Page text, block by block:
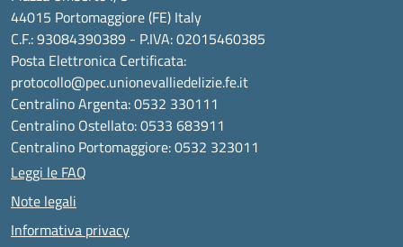
44015 Portomaggiore (FE) Italy
C.F.: 93084390389 - P.IVA: 02015460385
Posta Elettronica Certificata:
protocollo@pec.unionevalliedelizie.fe.it
Centralino Argenta: 0532 330111
Centralino Ostellato: 0533 683911
Centralino Portomaggiore: 0532 323011
Leggi le FAQ
Note legali
Informativa privacy